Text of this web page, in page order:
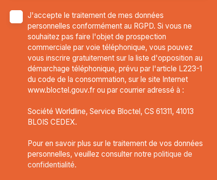
J'accepte le traitement de mes données
personnelles conformément au RGPD. Si vous ne
souhaitez pas faire l'objet de prospection
commerciale par voie téléphonique, vous pouvez
vous inscrire gratuitement sur la liste d'opposition au
démarchage téléphonique, prévu par l'article L223-1
du code de la consommation, sur le site Internet
www.bloctel.gouv.fr ou par courrier adressé à :
Société Worldline, Service Bloctel, CS 61311, 41013
BLOIS CEDEX.
Pour en savoir plus sur le traitement de vos données
personnelles, veuillez consulter notre politique de
confidentialité.